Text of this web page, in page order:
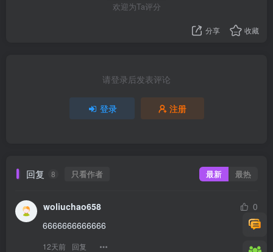
欢迎为Ta评分
分享 收藏
请登录后发表评论
登录 注册
回复 8 只看作者 最新 最热
woliuchao658
0
6666666666666
12天前 回复